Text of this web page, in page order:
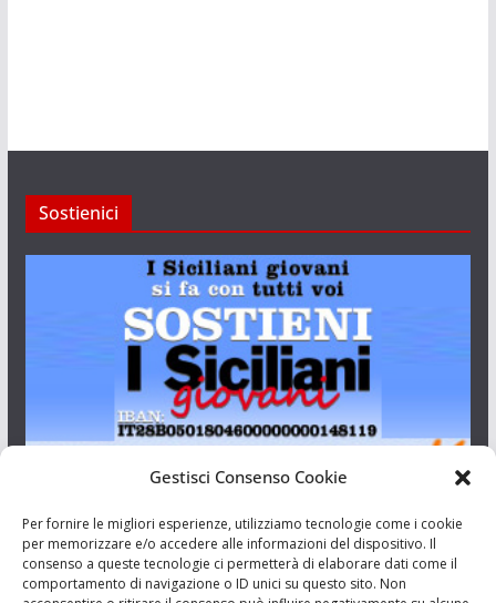
Gestisci Consenso Cookie
Per fornire le migliori esperienze, utilizziamo tecnologie come i cookie
per memorizzare e/o accedere alle informazioni del dispositivo. Il
consenso a queste tecnologie ci permetterà di elaborare dati come il
comportamento di navigazione o ID unici su questo sito. Non
Sostienici
Aut. del tribunale di Catania n.23/2011 del 20/09/2011 Dir.
Resp. Riccardo Orioles.